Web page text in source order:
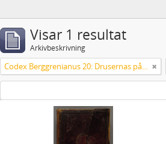
Visar 1 resultat
Arkivbeskrivning
Codex Berggrenianus 20: Drusernas på Libanon heliga bok